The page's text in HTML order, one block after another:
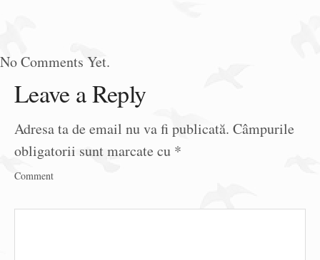
No Comments Yet.
Leave a Reply
Adresa ta de email nu va fi publicată. Câmpurile
obligatorii sunt marcate cu *
Comment